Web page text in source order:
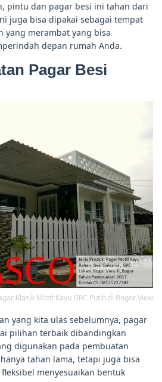
pintu dan pagar besi ini tahan dari
juga bisa dipakai sebagai tempat
yang merambat yang bisa
depan rumah Anda.
Pagar Besi
Klasik Motif Kayu GRC Putih di Bogor View
yang kita ulas sebelumnya, pagar
pilihan terbaik dibandingkan
digunakan pada pembuatan
tahan lama, tetapi juga bisa
menyesuaikan bentuk